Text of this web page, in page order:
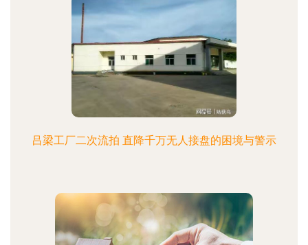
吕梁工厂二次流拍 直降千万无人接盘的困境与警示